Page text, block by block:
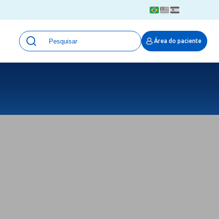
Área do paciente
Unidades
Qualidade e Segurança em saúde